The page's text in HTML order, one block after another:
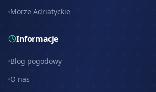
Morze Adriatyckie
Informacje
Blog pogodowy
O nas